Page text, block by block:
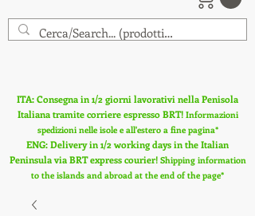
ITA: Consegna in 1/2 giorni lavorativi nella Penisola
Italiana tramite corriere espresso BRT! Informazioni
spedizioni nelle isole e all'estero a fine pagina*
ENG: Delivery in 1/2 working days in the Italian
Peninsula via BRT express courier! Shipping information
to the islands and abroad at the end of the page*